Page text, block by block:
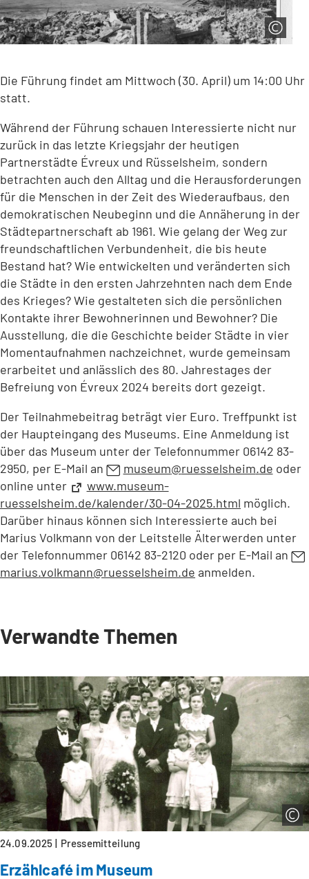
Die Führung findet am Mittwoch (30. April) um 14:00 Uhr
statt.
Während der Führung schauen Interessierte nicht nur
zurück in das letzte Kriegsjahr der heutigen
Partnerstädte Évreux und Rüsselsheim, sondern
betrachten auch den Alltag und die Herausforderungen
für die Menschen in der Zeit des Wiederaufbaus, den
demokratischen Neubeginn und die Annäherung in der
Städtepartnerschaft ab 1961. Wie gelang der Weg zur
freundschaftlichen Verbundenheit, die bis heute
Bestand hat? Wie entwickelten und veränderten sich
die Städte in den ersten Jahrzehnten nach dem Ende
des Krieges? Wie gestalteten sich die persönlichen
Kontakte ihrer Bewohnerinnen und Bewohner? Die
Ausstellung, die die Geschichte beider Städte in vier
Momentaufnahmen nachzeichnet, wurde gemeinsam
erarbeitet und anlässlich des 80. Jahrestages der
Befreiung von Évreux 2024 bereits dort gezeigt.
Der Teilnahmebeitrag beträgt vier Euro. Treffpunkt ist
der Haupteingang des Museums. Eine Anmeldung ist
über das Museum unter der Telefonnummer 06142 83-
2950, per E-Mail an
museum ruesselsheim de oder
online unter
www.museum-
ruesselsheim.de/kalender/30-04-2025.html
(Öffnet
in
einem
neuen
Tab)
möglich.
Darüber hinaus können sich Interessierte auch bei
Marius Volkmann von der Leitstelle Älterwerden unter
der Telefonnummer 06142 83-2120 oder per E-Mail an
marius.volkmann
ruesselsheim de anmelden.
Verwandte Themen
24.09.2025 Pressemitteilung
Erzählcafé im Museum